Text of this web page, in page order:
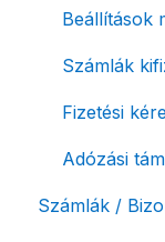
Beállítások
Számlák
Fizetési
Adózási
Számlák /